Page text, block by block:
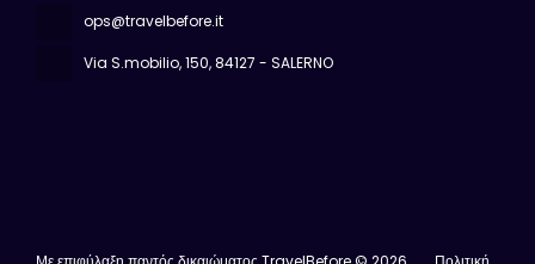
ops@travelbefore.it
Via S.mobilio, 150, 84127 - SALERNO